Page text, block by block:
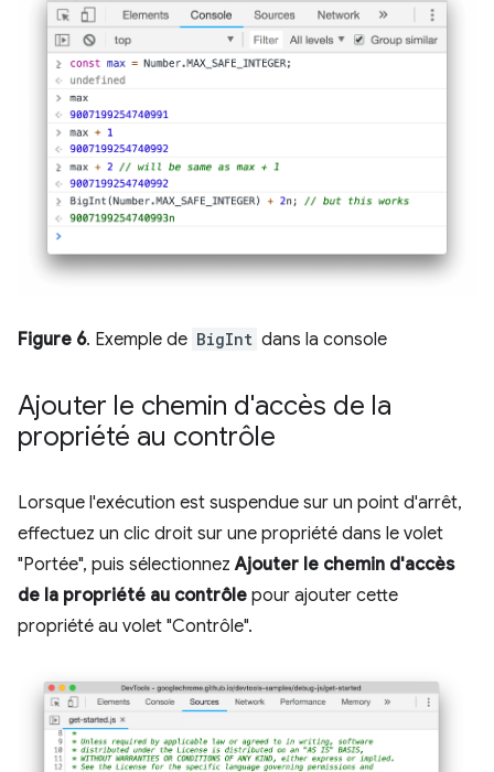
Figure 6. Exemple de BigInt dans la console
Ajouter le chemin d'accès de la
propriété au contrôle
Lorsque l'exécution est suspendue sur un point d'arrêt,
effectuez un clic droit sur une propriété dans le volet
"Portée", puis sélectionnezAjouter le chemin d'accès
de la propriété au contrôle pour ajouter cette
propriété au volet "Contrôle".